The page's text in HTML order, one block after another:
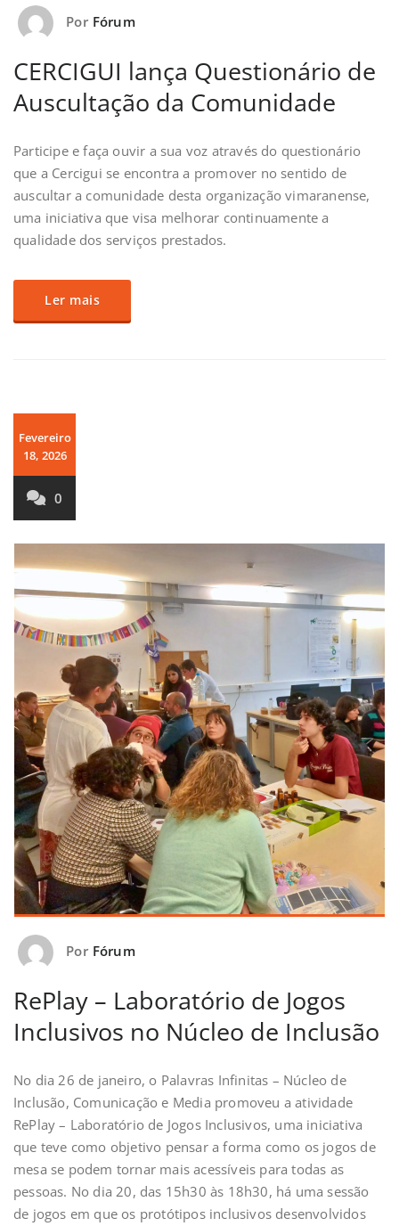
Por Fórum
CERCIGUI lança Questionário de
Auscultação da Comunidade
Participe e faça ouvir a sua voz através do questionário
que a Cercigui se encontra a promover no sentido de
auscultar a comunidade desta organização vimaranense,
uma iniciativa que visa melhorar continuamente a
qualidade dos serviços prestados.
Ler mais
Fevereiro
18, 2026
0
Por Fórum
RePlay – Laboratório de Jogos
Inclusivos no Núcleo de Inclusão
No dia 26 de janeiro, o Palavras Infinitas – Núcleo de
Inclusão, Comunicação e Media promoveu a atividade
RePlay – Laboratório de Jogos Inclusivos, uma iniciativa
que teve como objetivo pensar a forma como os jogos de
mesa se podem tornar mais acessíveis para todas as
pessoas. No dia 20, das 15h30 às 18h30, há uma sessão
de jogos em que os protótipos inclusivos desenvolvidos